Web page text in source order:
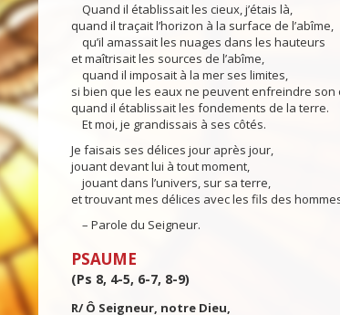
Quand il établissait les cieux, j’étais là,
quand il traçait l’horizon à la surface de l’abîme,
qu’il amassait les nuages dans les hauteurs
et maîtrisait les sources de l’abîme,
quand il imposait à la mer ses limites,
si bien que les eaux ne peuvent enfreindre son
quand il établissait les fondements de la terre.
Et moi, je grandissais à ses côtés.
Je faisais ses délices jour après jour,
jouant devant lui à tout moment,
jouant dans l’univers, sur sa terre,
et trouvant mes délices avec les fils des
– Parole du Seigneur.
PSAUME
(Ps 8, 4-5, 6-7, 8-9)
R/ Ô Seigneur, notre Dieu,